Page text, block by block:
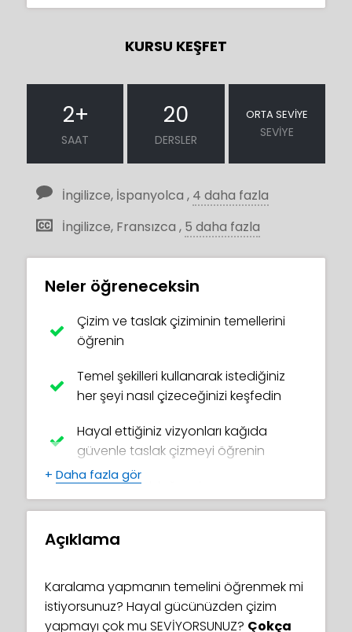
KURSU KEŞFET
2+
SAAT
20
DERSLER
ORTA SEVIYE
SEVIYE
İngilizce, İspanyolca , 4 daha fazla
İngilizce, Fransızca , 5 daha fazla
Neler öğreneceksin
Çizim ve taslak çiziminin temellerini
öğrenin
Temel şekilleri kullanarak istediğiniz
her şeyi nasıl çizeceğinizi keşfedin
Hayal ettiğiniz vizyonları kağıda
güvenle taslak çizmeyi öğrenin
İhtiyacınız olduğunda
taşımak için eğlenceli tekniklerde
ustalaşın
+ Daha fazla gör
Açıklama
Karalama yapmanın temelini öğrenmek mi
istiyorsunuz? Hayal gücünüzden çizim
yapmayı çok mu SEVİYORSUNUZ? Çokça